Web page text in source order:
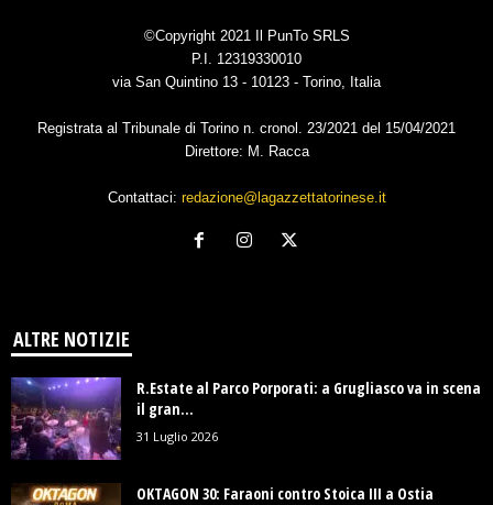
©Copyright 2021 Il PunTo SRLS
P.I. 12319330010
via San Quintino 13 - 10123 - Torino, Italia
Registrata al Tribunale di Torino n. cronol. 23/2021 del 15/04/2021
Direttore: M. Racca
Contattaci: redazione@lagazzettatorinese.it
ALTRE NOTIZIE
R.Estate al Parco Porporati: a Grugliasco va in scena
il gran...
31 Luglio 2026
OKTAGON 30: Faraoni contro Stoica III a Ostia